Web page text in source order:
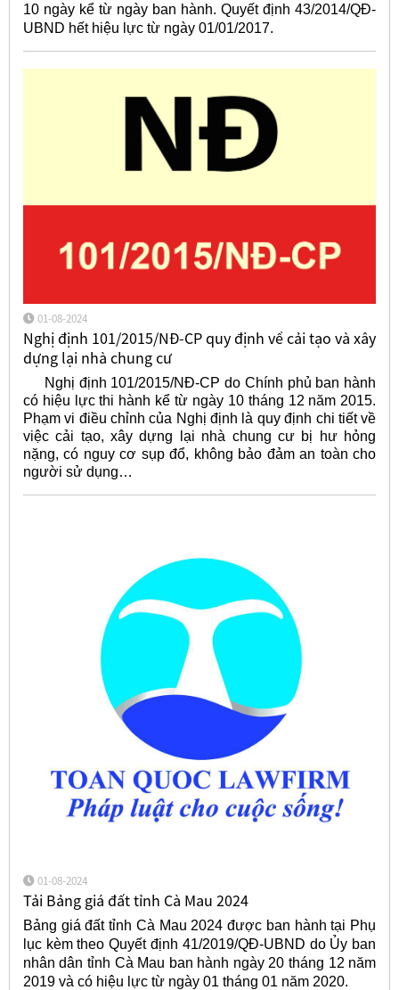
10 ngày kể từ ngày ban hành. Quyết định 43/2014/QĐ-
UBND hết hiệu lực từ ngày 01/01/2017.
01-08-2024
Nghị định 101/2015/NĐ-CP quy định về cải tạo và xây
dựng lại nhà chung cư
Nghị định 101/2015/NĐ-CP do Chính phủ ban hành
có hiệu lực thi hành kể từ ngày 10 tháng 12 năm 2015.
Phạm vi điều chỉnh của Nghị định là quy định chi tiết về
việc cải tạo, xây dựng lại nhà chung cư bị hư hỏng
nặng, có nguy cơ sụp đổ, không bảo đảm an toàn cho
người sử dụng…
01-08-2024
Tải Bảng giá đất tỉnh Cà Mau 2024
Bảng giá đất tỉnh Cà Mau 2024 được ban hành tại Phụ
lục kèm theo Quyết định 41/2019/QĐ-UBND do Ủy ban
nhân dân tỉnh Cà Mau ban hành ngày 20 tháng 12 năm
2019 và có hiệu lực từ ngày 01 tháng 01 năm 2020.